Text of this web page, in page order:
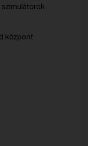
központ